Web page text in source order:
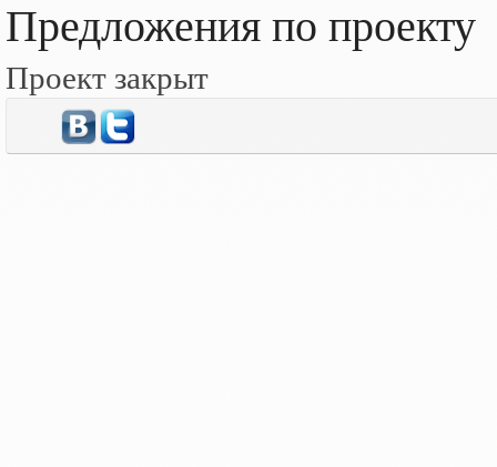
Предложения по проекту
Проект закрыт